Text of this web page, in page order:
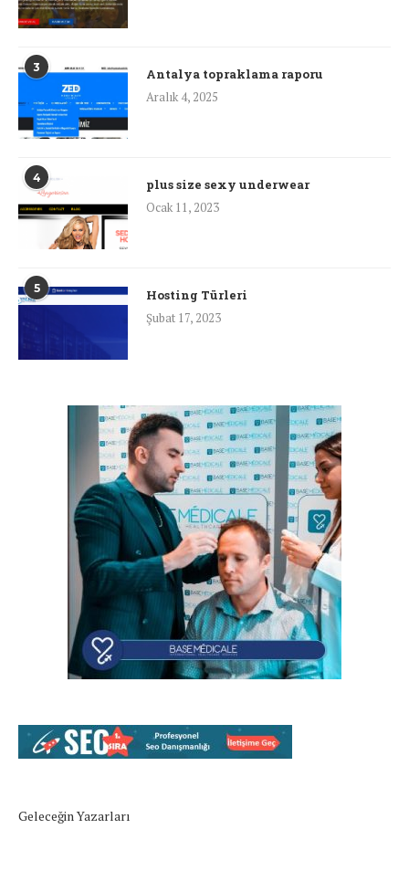
3
Antalya topraklama raporu
Aralık 4, 2025
4
plus size sexy underwear
Ocak 11, 2023
5
Hosting Türleri
Şubat 17, 2023
Geleceğin Yazarları